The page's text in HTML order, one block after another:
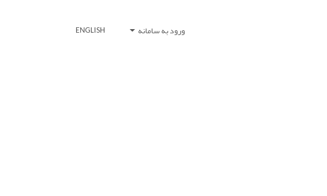
ورود به سامانه ENGLISH